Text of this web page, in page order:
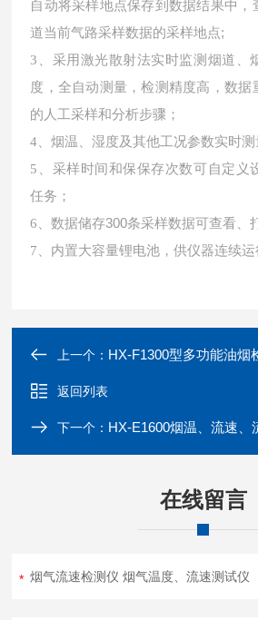
自动将采样地点保存到数据结果中，
道当前气路采样数据的采样地点;
3、 采用激光散射法实时监测烟道、
度，全自动测量，检测精度高，数据
的人工采样和分析步骤 ；
4、烟温、湿度及其他工况参数实时测
5、 采样时间和保保存次数可自定义
任务 ；
6、数据储存300条采样数据可查看、
7、 内置大容量锂电池，供仪器连续
上一个： HX-F1300型多功能油烟检测
返回列表
下一个： HX-E1600烟温、流速、流
在线留言